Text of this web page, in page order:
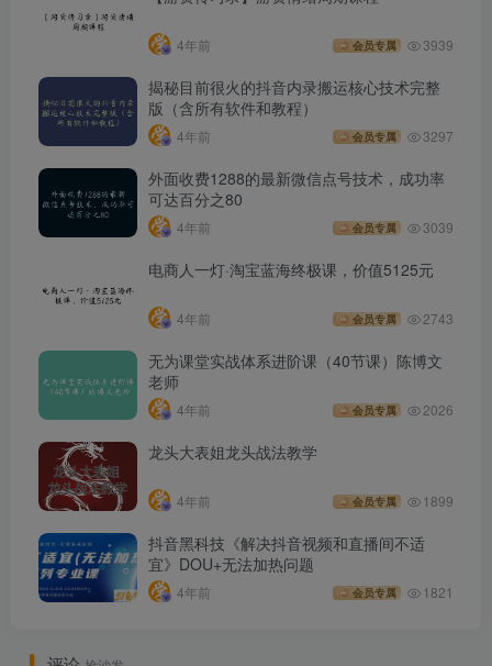
4年前 会员专属 3939
揭秘目前很火的抖音内录搬运核心技术完整
版（含所有软件和教程）
4年前 会员专属 3297
外面收费1288的最新微信点号技术，成功率
可达百分之80
4年前 会员专属 3039
电商人一灯·淘宝蓝海终极课，价值5125元
4年前 会员专属 2743
无为课堂实战体系进阶课（40节课）陈博文
老师
4年前 会员专属 2026
龙头大表姐龙头战法教学
4年前 会员专属 1899
抖音黑科技《解决抖音视频和直播间不适
宜》DOU+无法加热问题
4年前 会员专属 1821